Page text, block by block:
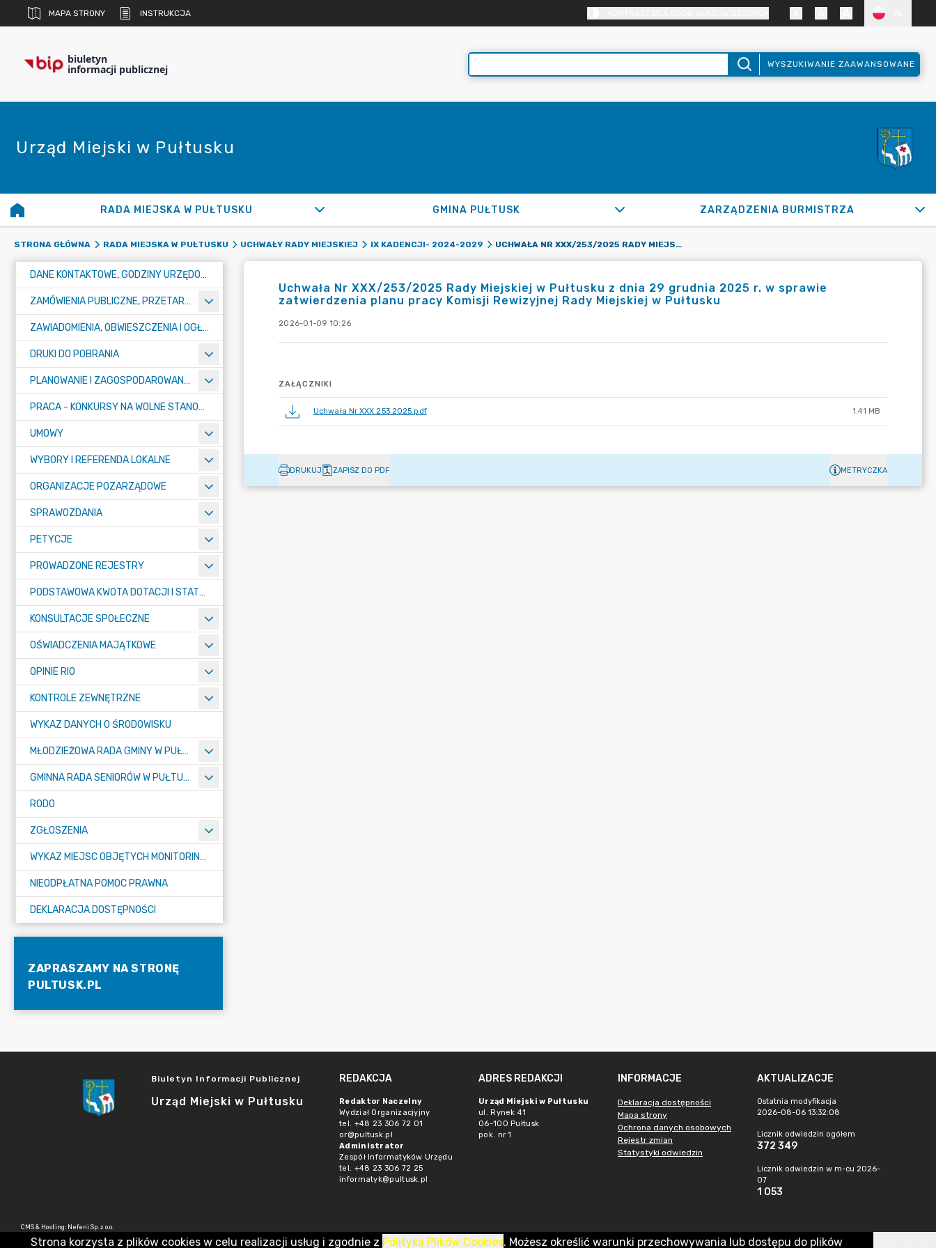
MAPA STRONY INSTRUKCJA
biuletyn
informacji publicznej WYSZUKIWANIE ZAAWANSOWANE
Urząd Miejski w Pułtusku
RADA MIEJSKA W PUŁTUSKU GMINA PUŁTUSK ZARZĄDZENIA BURMISTRZA
STRONA GŁÓWNA RADA MIEJSKA W PUŁTUSKU UCHWAŁY RADY MIEJSKIEJ IX KADENCJI- 2024-2029 UCHWAŁA NR XXX/253/2025 RADY MIEJSKIEJ W PUŁTUSKU Z DNIA 29 GRUDNIA 2025 R. W SPRAWIE ZATWIERDZENIA PLANU PRACY KOMISJI REWIZYJNEJ RADY MIEJSKIEJ W PUŁTUSKU
DANE KONTAKTOWE, GODZINY URZĘDOWANIA I NUMER KONTA BANKOWEGO
ZAMÓWIENIA PUBLICZNE, PRZETARGI, KONKURSY
ZAWIADOMIENIA, OBWIESZCZENIA I OGŁOSZENIA
DRUKI DO POBRANIA
PLANOWANIE I ZAGOSPODAROWANIE PRZESTRZENNE
PRACA - KONKURSY NA WOLNE STANOWISKA
UMOWY
WYBORY I REFERENDA LOKALNE
ORGANIZACJE POZARZĄDOWE
SPRAWOZDANIA
PETYCJE
PROWADZONE REJESTRY
PODSTAWOWA KWOTA DOTACJI I STATYSTYCZNA LICZBA UCZNIÓW
KONSULTACJE SPOŁECZNE
OŚWIADCZENIA MAJĄTKOWE
OPINIE RIO
KONTROLE ZEWNĘTRZNE
WYKAZ DANYCH O ŚRODOWISKU
MŁODZIEŻOWA RADA GMINY W PUŁTUSKU
GMINNA RADA SENIORÓW W PUŁTUSKU
RODO
ZGŁOSZENIA
WYKAZ MIEJSC OBJĘTYCH MONITORINGIEM
NIEODPŁATNA POMOC PRAWNA
DEKLARACJA DOSTĘPNOŚCI
ZAPRASZAMY NA STRONĘ
PULTUSK.PL
Uchwała Nr XXX/253/2025 Rady Miejskiej w Pułtusku z dnia 29 grudnia 2025 r. w sprawie
zatwierdzenia planu pracy Komisji Rewizyjnej Rady Miejskiej w Pułtusku
2026-01-09 10:26
ZAŁĄCZNIKI
Uchwała Nr XXX.253.2025.pdf 1.41 MB
DRUKUJ ZAPISZ DO PDF METRYCZKA
Biuletyn Informacji Publicznej
Urząd Miejski w Pułtusku
REDAKCJA
Redaktor Naczelny
Wydział Organizacjyjny
tel. +48 23 306 72 01
or@pultusk.pl
Administrator
Zespół Informatyków Urzędu
tel. +48 23 306 72 25
informatyk@pultusk.pl
ADRES REDAKCJI
Urząd Miejski w Pułtusku
ul. Rynek 41
06-100 Pułtusk
pok. nr 1
INFORMACJE
Deklaracja dostępności
Mapa strony
Ochrona danych osobowych
Rejestr zmian
Statystyki odwiedzin
AKTUALIZACJE
Ostatnia modyfikacja
2026-08-06 13:32:08
Licznik odwiedzin ogółem
372 349
Licznik odwiedzin w m-cu 2026-
07
1 053
CMS & Hosting: Nefeni Sp. z o.o.
Strona korzysta z plików cookies w celu realizacji usług i zgodnie z Polityką Plików Cookies. Możesz określić warunki przechowywania lub dostępu do plików